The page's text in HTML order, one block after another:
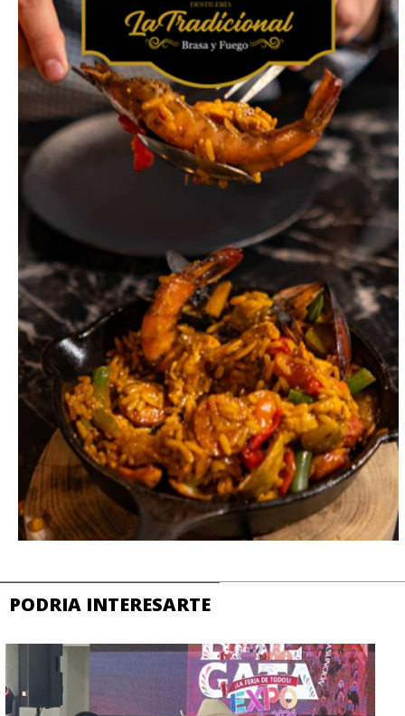
PODRIA INTERESARTE